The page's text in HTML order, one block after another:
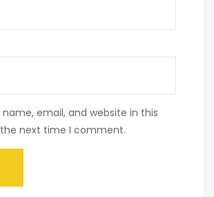
name, email, and website in this
next time I comment.